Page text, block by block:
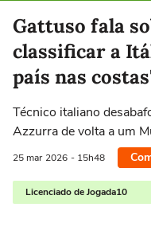
Selecione o time para
Gattuso fala
classificar a
país nas
Técnico italiano
Azzurra de volta a um
25 mar 2026 - 15h48
Licenciado de Jogada10